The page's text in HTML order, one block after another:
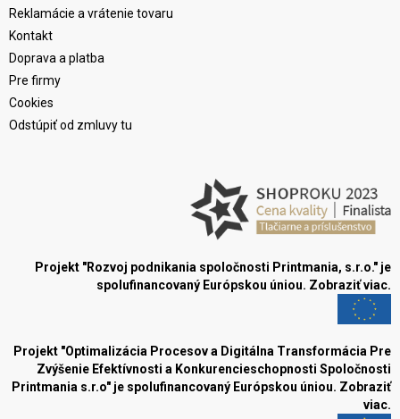
Reklamácie a vrátenie tovaru
Kontakt
Doprava a platba
Pre firmy
Cookies
Odstúpiť od zmluvy tu
Projekt "Rozvoj podnikania spoločnosti Printmania, s.r.o." je
spolufinancovaný Európskou úniou. Zobraziť viac.
Projekt "Optimalizácia Procesov a Digitálna Transformácia Pre
Zvýšenie Efektívnosti a Konkurencieschopnosti Spoločnosti
Printmania s.r.o" je spolufinancovaný Európskou úniou. Zobraziť
viac.